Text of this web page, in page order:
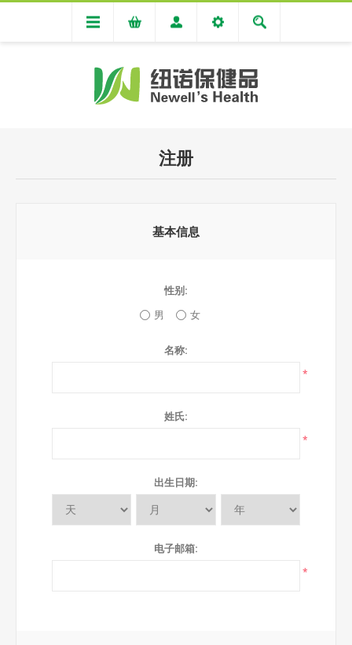
注册
基本信息
性别:
男
女
名称:
*
姓氏:
*
出生日期:
电子邮箱:
*